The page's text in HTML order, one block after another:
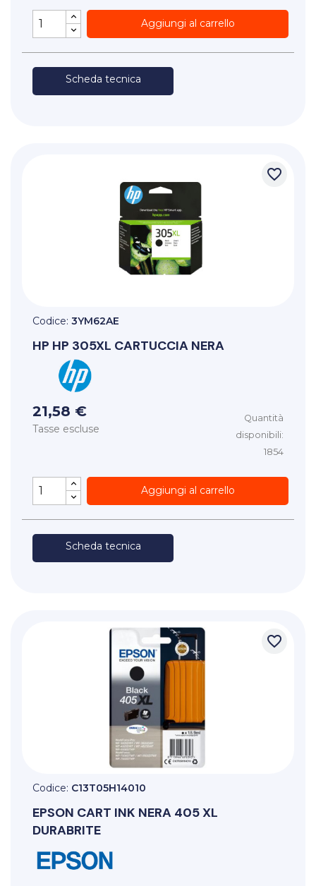
Aggiungi al carrello
Scheda tecnica
favorite_border
Codice: 3YM62AE
HP HP 305XL CARTUCCIA NERA
21,58 €
Tasse escluse
Quantità
disponibili:
1854
Aggiungi al carrello
Scheda tecnica
favorite_border
Codice: C13T05H14010
EPSON CART INK NERA 405 XL
DURABRITE